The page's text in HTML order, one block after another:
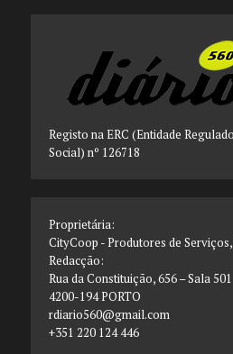
Registo na ERC (Entidade
Social) nº 126718
Proprietária:
CityCoop - Produtores de
Redacção:
Rua da Constituição, 656 – Sala 501
4200-194 PORTO
rdiario560@gmail.com
+351 220 124 446